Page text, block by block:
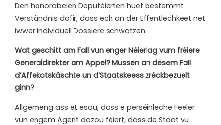
Den honorabelen Deputéierten huet bestëmmt
Verständnis dofir, dass ech an der Ëffentlechkeet net
iwwer individuell Dossiere schwätzen.
Wat geschitt am Fall vun enger Néierlag vum fréiere
Generaldirekter am Appel? Mussen an dësem FaII
d’Affekotskäschte un d’Staatskeess zréckbezuelt
ginn?
Allgemeng ass et esou, dass e perséinleche Feeler
vun engem Agent dozou féiert, dass de Staat vu